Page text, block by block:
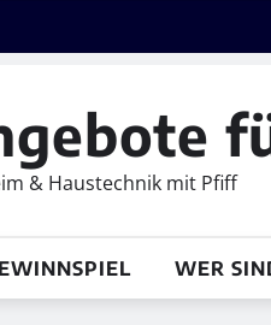
& Haustechnik mit Pfiff
WER